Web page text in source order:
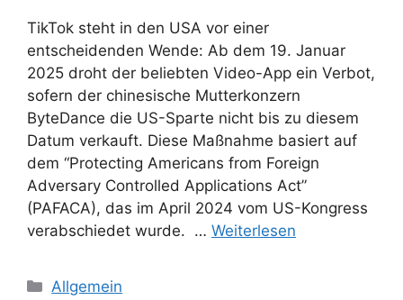
TikTok steht in den USA vor einer
entscheidenden Wende: Ab dem 19. Januar
2025 droht der beliebten Video-App ein Verbot,
sofern der chinesische Mutterkonzern
ByteDance die US-Sparte nicht bis zu diesem
Datum verkauft. Diese Maßnahme basiert auf
dem “Protecting Americans from Foreign
Adversary Controlled Applications Act”
(PAFACA), das im April 2024 vom US-Kongress
verabschiedet wurde. … Weiterlesen
Kategorien
Allgemein